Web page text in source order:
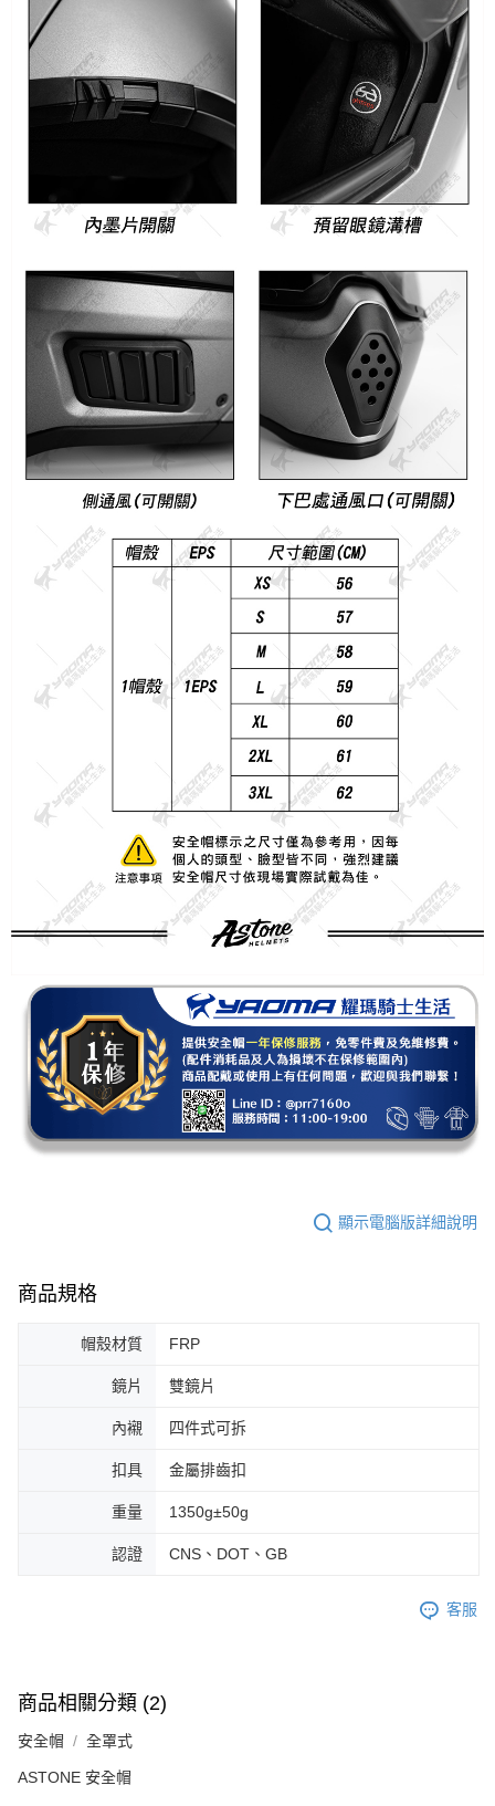
顯示電腦版詳細說明
商品規格
帽殼材質 FRP
鏡片 雙鏡片
內襯 四件式可拆
扣具 金屬排齒扣
重量 1350g±50g
認證 CNS、DOT、GB
客服
商品相關分類 (2)
安全帽 全罩式
ASTONE 安全帽